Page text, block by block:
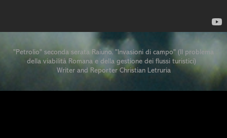
"Petrolio" seconda serata Raiuno. "Invasioni di campo" (Il problema
della viabilità Romana e della gestione dei flussi turistici)
Writer and Reporter Christian Letruria